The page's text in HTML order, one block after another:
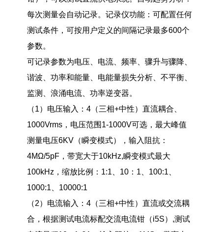
每次测量会自动记录。记录仪功能：可配置任何
测试条件，可按用户定义的间隔记录最多600个
参数。
可记录参数为电压、电流、频率、骤升与骤降、
谐波、功率和能量、电能量损失分析、不平衡、
监测、浪涌电流、功率逆变器。
（1）电压输入：4（三相+中性）直流耦合、
1000Vrms，电压范围1-1000V可选，最大峰值
测量电压6KV（瞬变模式），输入阻抗：
4MΩ/5pF，带宽大于10kHz,瞬变模式最大
100kHz，缩放比例：1:1、10：1、100:1、
1000:1、10000:1
（2） 电流输入：4（三相+中性）直流或交流耦
合，根据测试电流标配交流电流钳（i5S）,测试